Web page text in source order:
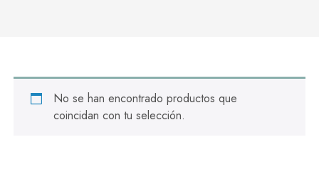
No se han encontrado productos que
coincidan con tu selección.